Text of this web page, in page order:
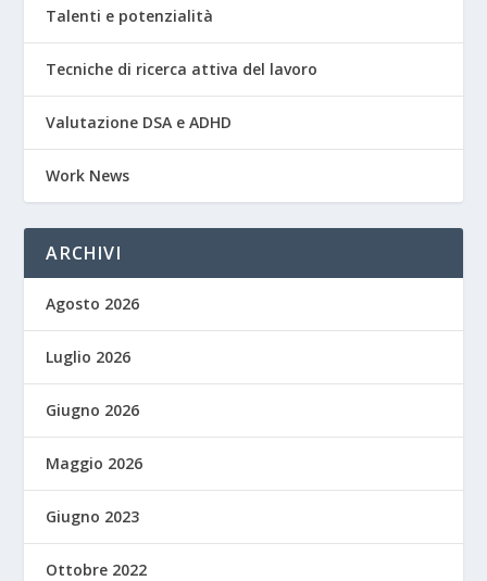
Talenti e potenzialità
Tecniche di ricerca attiva del lavoro
Valutazione DSA e ADHD
Work News
ARCHIVI
Agosto 2026
Luglio 2026
Giugno 2026
Maggio 2026
Giugno 2023
Ottobre 2022